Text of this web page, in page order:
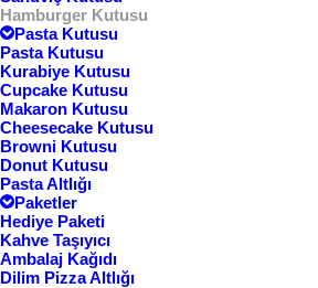
Hamburger Kutusu
Pasta Kutusu
Pasta Kutusu
Kurabiye Kutusu
Cupcake Kutusu
Makaron Kutusu
Cheesecake Kutusu
Browni Kutusu
Donut Kutusu
Pasta Altlığı
Paketler
Hediye Paketi
Kahve Taşıyıcı
Ambalaj Kağıdı
Dilim Pizza Altlığı
Hamburger Kutusu